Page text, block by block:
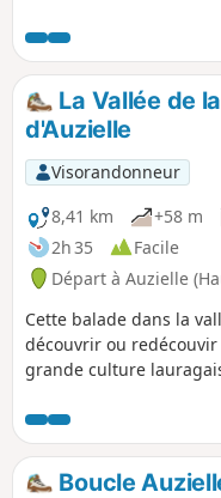
Jésus-Christ. La durée
augmenter du temps
l'observation des lieux.
La Vallée de
d'Auzielle
Visorandonneur
8,41 km
+58 m
2h 35
Facile
Départ à Auzielle
Cette balade dans la
découvrir ou
grande culture
promeneur un
plate, bordée par des
historique de la Via
Boucle